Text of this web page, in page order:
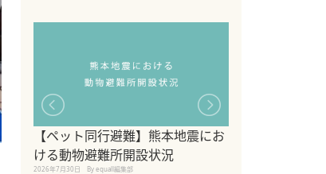
【ペット同行避難】熊本地震にお
ける動物避難所開設状況
2026年7月30日 By equall編集部